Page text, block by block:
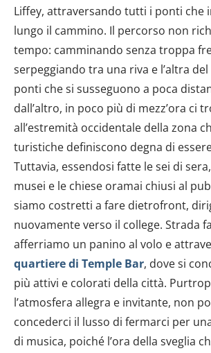
Liffey, attraversando tutti i ponti che
lungo il cammino. Il percorso non
tempo: camminando senza troppa
serpeggiando tra una riva e l’altra
ponti che si susseguono a poca
dall’altro, in poco più di mezz’ora ci
all’estremità occidentale della zona
turistiche definiscono degna di
Tuttavia, essendosi fatte le sei di
musei e le chiese oramai chiusi al
siamo costretti a fare dietrofront,
nuovamente verso il college. Strada
afferriamo un panino al volo e
quartiere di Temple Bar, dove si
più attivi e colorati della città.
l’atmosfera allegra e invitante, non
concederci il lusso di fermarci per
di musica, poiché l’ora della sveglia